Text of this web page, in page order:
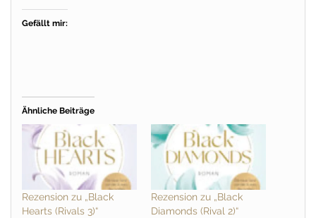
Gefällt mir:
Ähnliche Beiträge
Rezension zu „Black
Hearts (Rivals 3)“
Rezension zu „Black
Diamonds (Rival 2)“